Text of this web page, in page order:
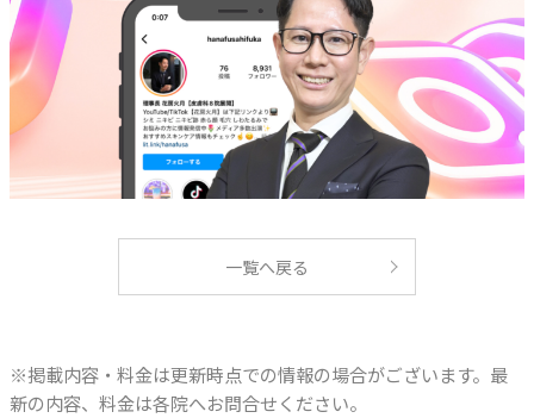
一覧へ戻る
※掲載内容・料金は更新時点での情報の場合がございます。最
新の内容、料金は各院へお問合せください。